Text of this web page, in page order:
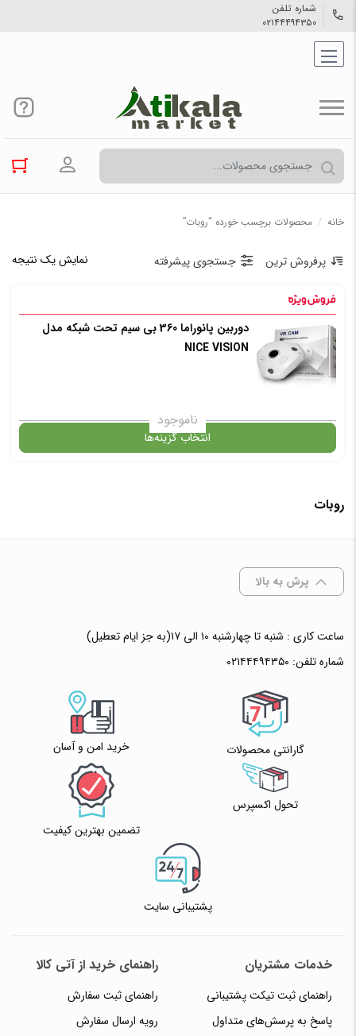
شماره تلفن
۰۲۱۴۴۴۹۴۳۵۰
ورود به
خانه / محصولات برچسب خورده “روبات”
نمایش یک نتیجه پرفروش ترین جستجوی پیشرفته
دوربین پانوراما 360 بی سیم تحت شبکه مدل
NICE VISION
ناموجود
انتخاب گزینه‌ها
گارانتی
روبات
پرش به بالا
ساعت کاری : شنبه تا چهارشنبه ۱۰ الی ۱۷(به جز ایام تعطیل)
شماره تلفن: ۰۲۱۴۴۴۹۴۳۵۰
گارانتی محصولات خرید امن و آسان
تحول اکسپرس
تضمین بهترین کیفیت
پشتیبانی سایت
خدمات مشتریان
راهنمای ثبت تیکت پشتیبانی
پاسخ به پرسش‌های متداول
راهنمای خرید از آتی کالا
راهنمای ثبت سفارش
رویه ارسال سفارش